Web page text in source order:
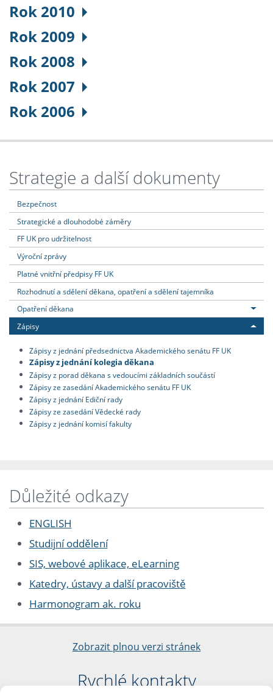
Rok 2010
Rok 2009
Rok 2008
Rok 2007
Rok 2006
Strategie a další dokumenty
Bezpečnost
Strategické a dlouhodobé záměry
FF UK pro udržitelnost
Výroční zprávy
Platné vnitřní předpisy FF UK
Rozhodnutí a sdělení děkana, opatření a sdělení tajemníka
Opatření děkana
Zápisy
Zápisy z jednání předsednictva Akademického senátu FF UK
Zápisy z jednání kolegia děkana
Zápisy z porad děkana s vedoucími základních součástí
Zápisy ze zasedání Akademického senátu FF UK
Zápisy z jednání Ediční rady
Zápisy ze zasedání Vědecké rady
Zápisy z jednání komisí fakulty
Důležité odkazy
ENGLISH
Studijní oddělení
SIS, webové aplikace, eLearning
Katedry, ústavy a další pracoviště
Harmonogram ak. roku
Zobrazit plnou verzi stránek
Rychlé kontakty